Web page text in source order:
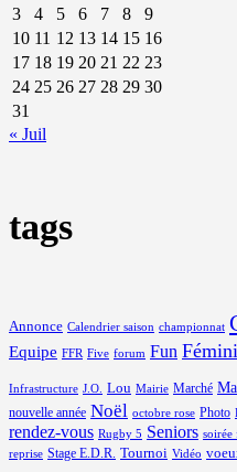
3
4 5 6 7 8
9
10 11 12 13 14 15 16
17 18 19 20 21 22 23
24 25 26 27 28 29 30
31
« Juil
tags
Annonce Calendrier saison championnat
Equipe FFR Five forum Fun
Infrastructure J.O. Lou Mairie Marché
nouvelle année Noël octobre rose Photo
rendez-vous Rugby 5 Seniors soirée
reprise Stage E.D.R. Tournoi Vidéo